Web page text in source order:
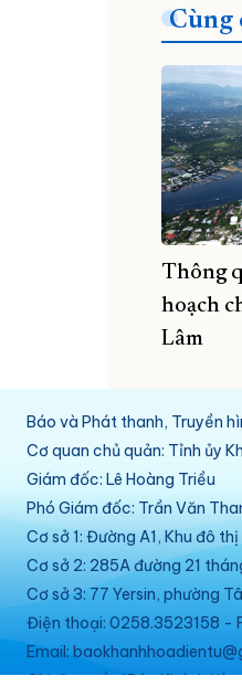
Cùng
Thông
hoạch
Lâm
Báo và Phát thanh, Truyền
Cơ quan chủ quản: Tỉnh ủy
Giám đốc: Lê Hoàng Triều
Phó Giám đốc: Trần Văn
Cơ sở 1: Đường A1, Khu đô
Cơ sở 2: 285A đường 21
Cơ sở 3: 77 Yersin, phường
Điện thoại: 0258.3523158 -
Email:
Ghi rõ nguồn "Báo Khánh